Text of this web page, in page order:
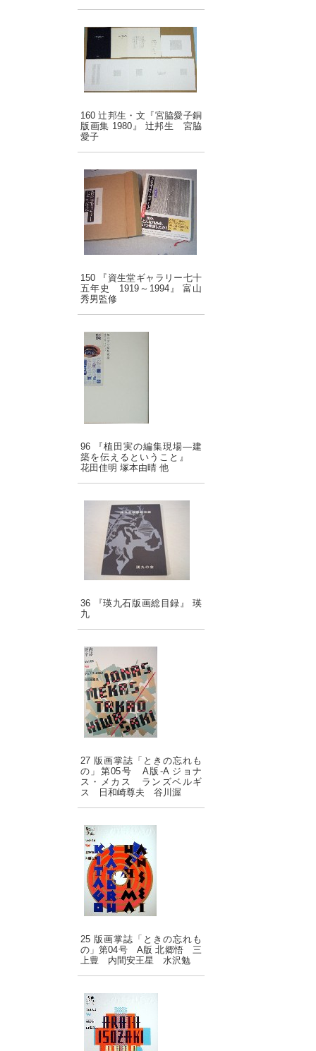
160 辻邦生・文『宮脇愛子銅
版画集 1980』 辻邦生 宮脇
愛子
150 『資生堂ギャラリー七十
五年史 1919～1994』 富山
秀男監修
96 『植田実の編集現場―建
築を伝えるということ』
花田佳明 塚本由晴 他
36 『瑛九石版画総目録』 瑛
九
27 版画掌誌「ときの忘れも
の」第05号 A版-A ジョナ
ス・メカス ランズベルギ
ス 日和崎尊夫 谷川渥
25 版画掌誌「ときの忘れも
の」第04号 A版 北郷悟 三
上豊 内間安王星 水沢勉